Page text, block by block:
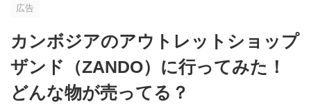
広告
カンボジアのアウトレットショップ
ザンド（ZANDO）に行ってみた！
どんな物が売ってる？